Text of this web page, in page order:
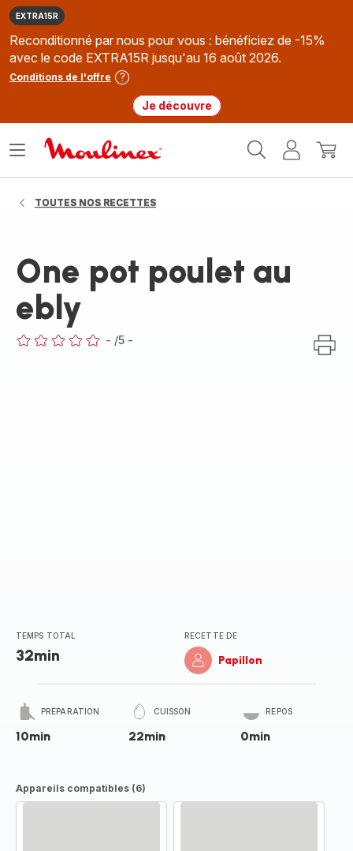
EXTRA15R
Reconditionné par nous pour vous : bénéficiez de -15%
avec le code EXTRA15R jusqu'au 16 août 2026.
Conditions de l'offre
Je découvre
MonMon
Ouvrir
TOUTES NOS RECETTES
One pot poulet au
ebly
- /5 -
TEMPS TOTAL
32min
RECETTE DE
Papillon
PRÉPARATION
10min
CUISSON
22min
REPOS
0min
Appareils compatibles (6)